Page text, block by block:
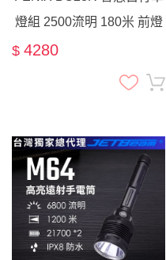
燈組 2500流明 180米 前燈
尾燈 截止線 智慧聯控 52小
$ 4280